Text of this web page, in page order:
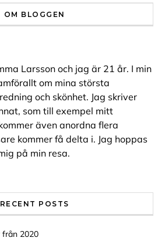
OM BLOGGEN
Larsson och jag är 21 år. I min
om mina största
och skönhet. Jag skriver
som till exempel mitt
även anordna flera
kommer få delta i. Jag hoppas
på min resa.
RECENT POSTS
från 2020